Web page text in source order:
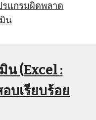
รแกรมผิดพลาด
น
น (Excel :
บเรียบร้อย